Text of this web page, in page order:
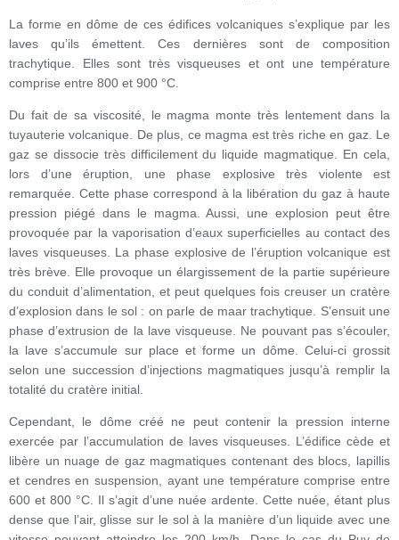
La forme en dôme de ces édifices volcaniques s’explique par les
laves qu’ils émettent. Ces dernières sont de composition
trachytique. Elles sont très visqueuses et ont une température
comprise entre 800 et 900 °C.
Du fait de sa viscosité, le magma monte très lentement dans la
tuyauterie volcanique. De plus, ce magma est très riche en gaz. Le
gaz se dissocie très difficilement du liquide magmatique. En cela,
lors d’une éruption, une phase explosive très violente est
remarquée. Cette phase correspond à la libération du gaz à haute
pression piégé dans le magma. Aussi, une explosion peut être
provoquée par la vaporisation d’eaux superficielles au contact des
laves visqueuses. La phase explosive de l’éruption volcanique est
très brève. Elle provoque un élargissement de la partie supérieure
du conduit d’alimentation, et peut quelques fois creuser un cratère
d’explosion dans le sol : on parle de maar trachytique. S’ensuit une
phase d’extrusion de la lave visqueuse. Ne pouvant pas s’écouler,
la lave s’accumule sur place et forme un dôme. Celui-ci grossit
selon une succession d’injections magmatiques jusqu’à remplir la
totalité du cratère initial.
Cependant, le dôme créé ne peut contenir la pression interne
exercée par l’accumulation de laves visqueuses. L’édifice cède et
libère un nuage de gaz magmatiques contenant des blocs, lapillis
et cendres en suspension, ayant une température comprise entre
600 et 800 °C. Il s’agit d’une nuée ardente. Cette nuée, étant plus
dense que l’air, glisse sur le sol à la manière d’un liquide avec une